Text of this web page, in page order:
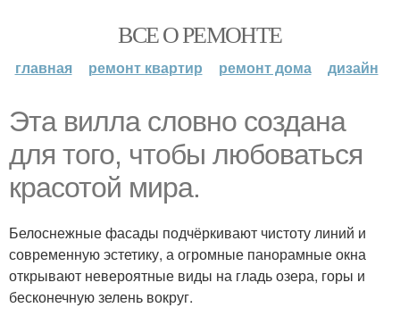
ВСЕ О РЕМОНТЕ
главная ремонт квартир ремонт дома дизайн
Эта вилла словно создана
для того, чтобы любоваться
красотой мира.
Белоснежные фасады подчёркивают чистоту линий и
современную эстетику, а огромные панорамные окна
открывают невероятные виды на гладь озера, горы и
бесконечную зелень вокруг.